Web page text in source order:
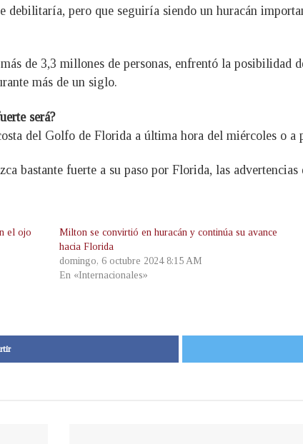
debilitaría, pero que seguiría siendo un huracán
de 3,3 millones de personas, enfrentó la posibilidad
más de un siglo.
será?
del Golfo de Florida a última hora del miércoles o a
bastante fuerte a su paso por Florida, las
el ojo
Milton se convirtió en huracán y continúa su avance
hacia Florida
domingo, 6 octubre 2024 8:15 AM
En «Internacionales»